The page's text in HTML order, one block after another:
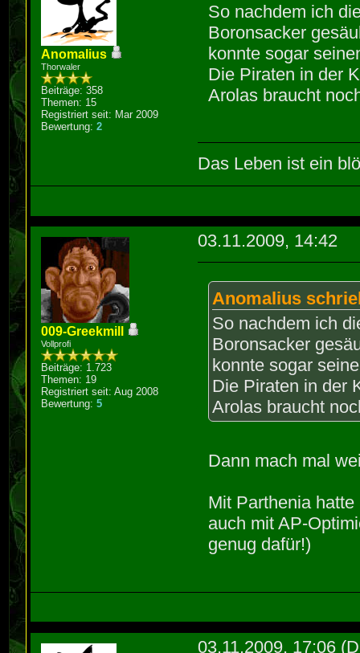
Anomalius
Thorwaler
Beiträge: 358
Themen: 15
Registriert seit: Mar 2009
Bewertung:2
So nachdem ich
Boronsacker
konnte sogar
Die Piraten in der
Arolas braucht
Das Leben ist ein
009-Greekmill
Vollprofi
Beiträge: 1.723
Themen: 19
Registriert seit: Aug 2008
Bewertung:5
03.11.2009, 14:42
Anomalius
So nachdem ich
Boronsacker
konnte sogar
Die Piraten in der
Arolas braucht
Dann mach mal
Mit Parthenia
auch mit AP-
genug dafür!)
03.11.2009, 17:06